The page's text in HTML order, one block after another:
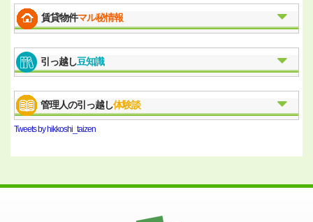
賃貸物件マル秘情報
引っ越し豆知識
管理人の引っ越し体験談
Tweets by hikkoshi_taizen